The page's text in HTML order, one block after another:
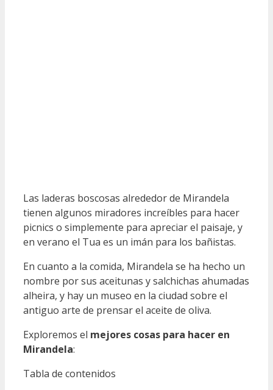
Las laderas boscosas alrededor de Mirandela
tienen algunos miradores increíbles para hacer
picnics o simplemente para apreciar el paisaje, y
en verano el Tua es un imán para los bañistas.
En cuanto a la comida, Mirandela se ha hecho un
nombre por sus aceitunas y salchichas ahumadas
alheira, y hay un museo en la ciudad sobre el
antiguo arte de prensar el aceite de oliva.
Exploremos el mejores cosas para hacer en
Mirandela:
Tabla de contenidos